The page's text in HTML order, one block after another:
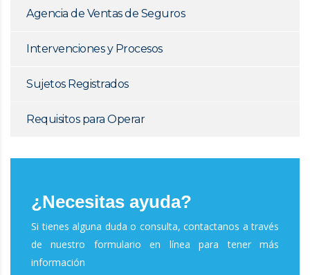
Agencia de Ventas de Seguros
Intervenciones y Procesos
Sujetos Registrados
Requisitos para Operar
¿Necesitas ayuda?
Si tienes alguna duda o consulta, contactanos a través
de nuestro formulario en línea para tener más
información